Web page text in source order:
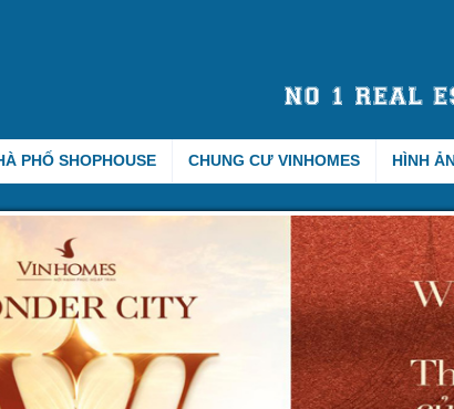
PHỐ SHOPHOUSE CHUNG CƯ VINHOMES HÌNH